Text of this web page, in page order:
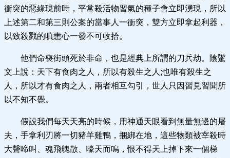
衝突的惡緣現前時，平常殺活物習氣的種子會立即湧現，所以
上述第二和第三則公案的當事人一衝突，雙方立即拿起利器，
以致殺戮的嗔恚心一發不可收拾。
他們命喪街頭死於非命，也是經典上所謂的刀兵劫。陰騭
文上說：天下有食肉之人，所以有殺生之人;也唯有殺生之
人，所以才有食肉之人，兩者相互勾引，世人只因習見習聞所
以不知不覺。
假設我們每天天亮的時候，用神通天眼看到無量無邊的屠
夫，手拿利刃將一切豬羊雞鴨，捆綁在地，這些物類被宰殺時
大聲啼叫、魂飛魄散、嚎天而鳴，恨不得天上掉下來一個梯